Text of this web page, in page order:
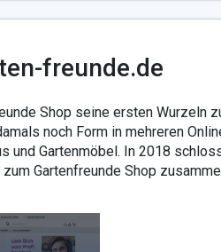
freunde.de
Shop seine ersten Wurzeln
noch Form in mehreren
und Gartenmöbel. In 2018
Gartenfreunde Shop